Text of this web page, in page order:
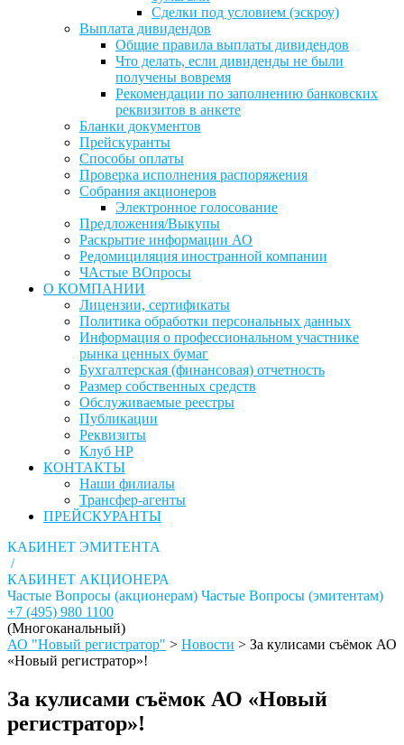
Сделки под условием (эскроу)
Выплата дивидендов
Общие правила выплаты дивидендов
Что делать, если дивиденды не были
получены вовремя
Рекомендации по заполнению банковских
реквизитов в анкете
Бланки документов
Прейскуранты
Способы оплаты
Проверка исполнения распоряжения
Собрания акционеров
Электронное голосование
Предложения/Выкупы
Раскрытие информации АО
Редомициляция иностранной компании
ЧАстые ВОпросы
О КОМПАНИИ
Лицензии, сертификаты
Политика обработки персональных данных
Информация о профессиональном участнике
рынка ценных бумаг
Бухгалтерская (финансовая) отчетность
Размер собственных средств
Обслуживаемые реестры
Публикации
Реквизиты
Клуб НР
КОНТАКТЫ
Наши филиалы
Трансфер-агенты
ПРЕЙСКУРАНТЫ
КАБИНЕТ ЭМИТЕНТА
/
КАБИНЕТ АКЦИОНЕРА
Частые Вопросы (акционерам) Частые Вопросы (эмитентам)
+7 (495) 980 1100
(Многоканальный)
АО "Новый регистратор" > Новости > За кулисами съёмок АО
«Новый регистратор»!
За кулисами съёмок АО «Новый
регистратор»!